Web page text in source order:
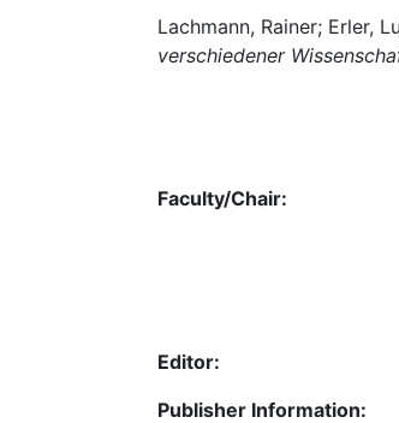
Lachmann, Rainer; Erler,
verschiedener
Faculty/Chair:
Editor:
Publisher Information: